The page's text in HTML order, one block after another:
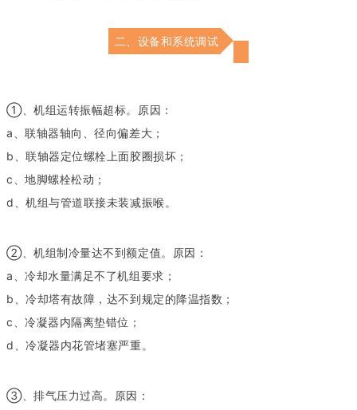
二、设备和系统调试
①、机组运转振幅超标。原因：
a、联轴器轴向、径向偏差大；
b、联轴器定位螺栓上面胶圈损坏；
c、地脚螺栓松动；
d、机组与管道联接未装减振喉。
②、机组制冷量达不到额定值。原因：
a、冷却水量满足不了机组要求；
b、冷却塔有故障，达不到规定的降温指数；
c、冷凝器内隔离垫错位；
d、冷凝器内花管堵塞严重。
③、排气压力过高。原因：